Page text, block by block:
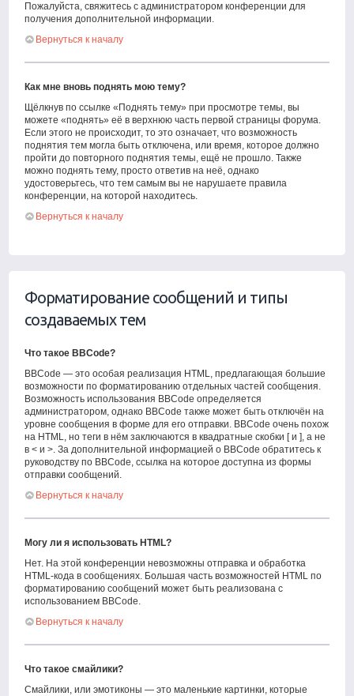
Пожалуйста, свяжитесь с администратором конференции для
получения дополнительной информации.
Вернуться к началу
Как мне вновь поднять мою тему?
Щёлкнув по ссылке «Поднять тему» при просмотре темы, вы
можете «поднять» её в верхнюю часть первой страницы форума.
Если этого не происходит, то это означает, что возможность
поднятия тем могла быть отключена, или время, которое должно
пройти до повторного поднятия темы, ещё не прошло. Также
можно поднять тему, просто ответив на неё, однако
удостоверьтесь, что тем самым вы не нарушаете правила
конференции, на которой находитесь.
Вернуться к началу
Форматирование сообщений и типы
создаваемых тем
Что такое BBCode?
BBCode — это особая реализация HTML, предлагающая большие
возможности по форматированию отдельных частей сообщения.
Возможность использования BBCode определяется
администратором, однако BBCode также может быть отключён на
уровне сообщения в форме для его отправки. BBCode очень похож
на HTML, но теги в нём заключаются в квадратные скобки [ и ], а не
в < и >. За дополнительной информацией о BBCode обратитесь к
руководству по BBCode, ссылка на которое доступна из формы
отправки сообщений.
Вернуться к началу
Могу ли я использовать HTML?
Нет. На этой конференции невозможны отправка и обработка
HTML-кода в сообщениях. Большая часть возможностей HTML по
форматированию сообщений может быть реализована с
использованием BBCode.
Вернуться к началу
Что такое смайлики?
Смайлики, или эмотиконы — это маленькие картинки, которые